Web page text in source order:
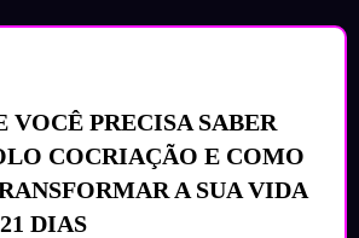
VOCÊ PRECISA SABER
COCRIAÇÃO E COMO
A SUA VIDA
DIAS